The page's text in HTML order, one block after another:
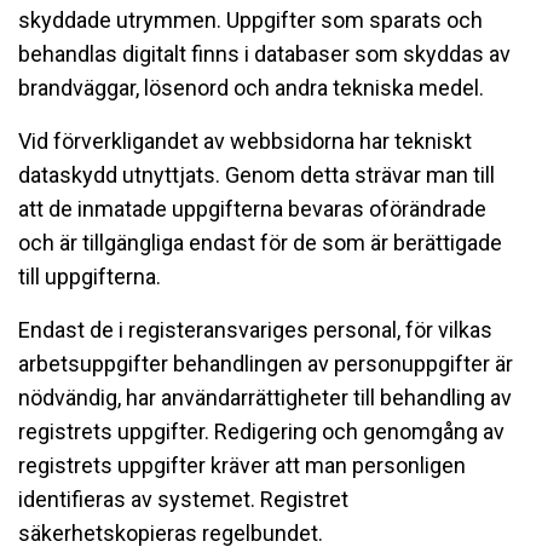
skyddade utrymmen. Uppgifter som sparats och
behandlas digitalt finns i databaser som skyddas av
brandväggar, lösenord och andra tekniska medel.
Vid förverkligandet av webbsidorna har tekniskt
dataskydd utnyttjats. Genom detta strävar man till
att de inmatade uppgifterna bevaras oförändrade
och är tillgängliga endast för de som är berättigade
till uppgifterna.
Endast de i registeransvariges personal, för vilkas
arbetsuppgifter behandlingen av personuppgifter är
nödvändig, har användarrättigheter till behandling av
registrets uppgifter. Redigering och genomgång av
registrets uppgifter kräver att man personligen
identifieras av systemet. Registret
säkerhetskopieras regelbundet.